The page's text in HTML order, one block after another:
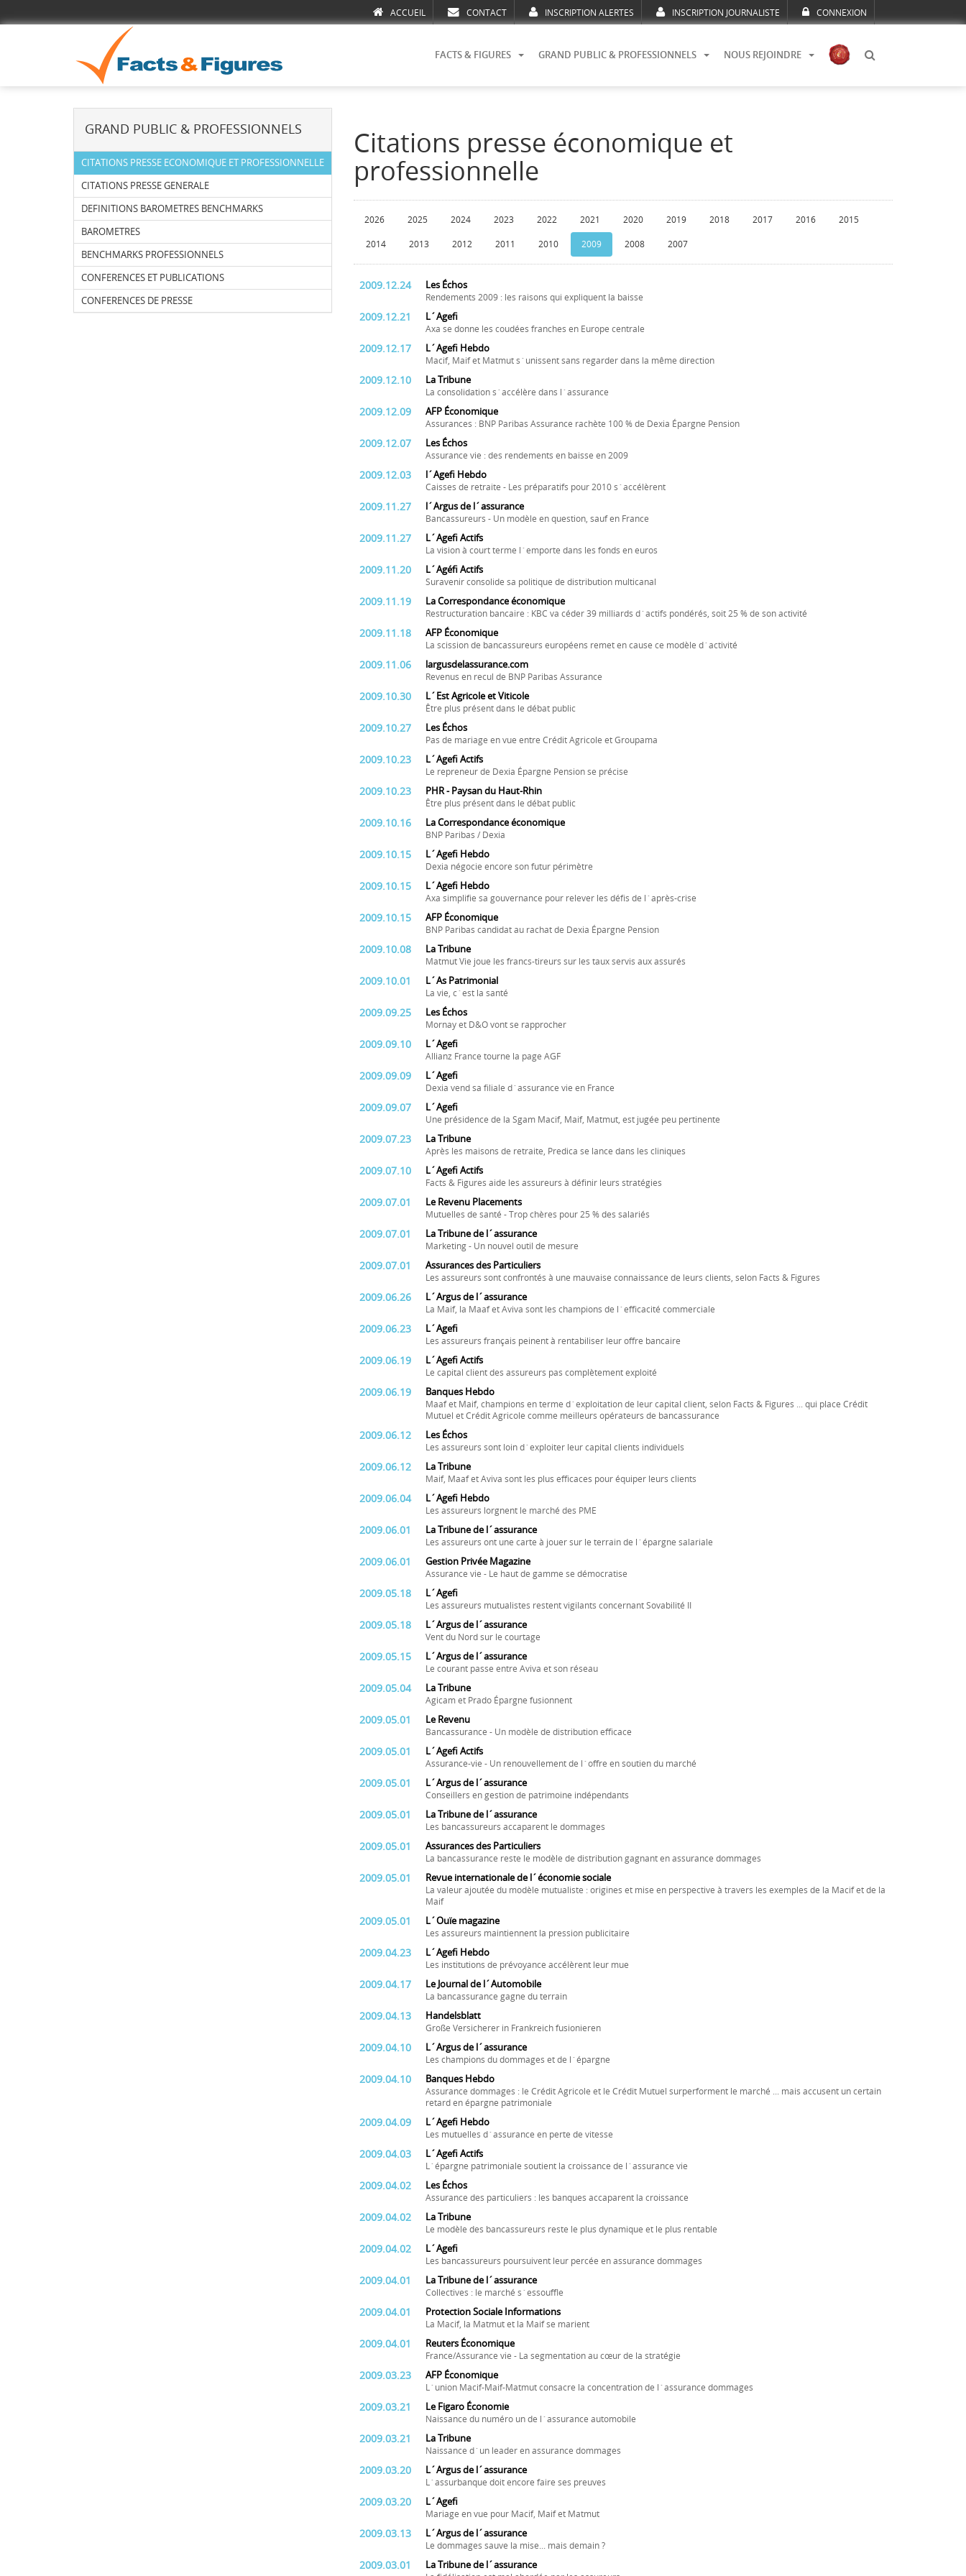
ACCUEIL CONTACT INSCRIPTION ALERTES INSCRIPTION JOURNALISTE CONNEXION
FACTS & FIGURES GRAND PUBLIC & PROFESSIONNELS NOUS REJOINDRE
GRAND PUBLIC & PROFESSIONNELS
CITATIONS PRESSE ECONOMIQUE ET PROFESSIONNELLE
CITATIONS PRESSE GENERALE
DEFINITIONS BAROMETRES BENCHMARKS
BAROMETRES
BENCHMARKS PROFESSIONNELS
CONFERENCES ET PUBLICATIONS
CONFERENCES DE PRESSE
Citations presse économique et
professionnelle
2026 2025 2024 2023 2022 2021 2020 2019 2018 2017 2016 2015
2014 2013 2012 2011 2010 2009 2008 2007
2009.12.24 Les Échos
Rendements 2009 : les raisons qui expliquent la baisse
2009.12.21 L´Agefi
Axa se donne les coudées franches en Europe centrale
2009.12.17 L´Agefi Hebdo
Macif, Maif et Matmut s´unissent sans regarder dans la même direction
2009.12.10 La Tribune
La consolidation s´accélère dans l´assurance
2009.12.09 AFP Économique
Assurances : BNP Paribas Assurance rachète 100 % de Dexia Épargne Pension
2009.12.07 Les Échos
Assurance vie : des rendements en baisse en 2009
2009.12.03 l´Agefi Hebdo
Caisses de retraite - Les préparatifs pour 2010 s´accélèrent
2009.11.27 l´Argus de l´assurance
Bancassureurs - Un modèle en question, sauf en France
2009.11.27 L´Agefi Actifs
La vision à court terme l´emporte dans les fonds en euros
2009.11.20 L´Agéfi Actifs
Suravenir consolide sa politique de distribution multicanal
2009.11.19 La Correspondance économique
Restructuration bancaire : KBC va céder 39 milliards d´actifs pondérés, soit 25 % de son activité
2009.11.18 AFP Économique
La scission de bancassureurs européens remet en cause ce modèle d´activité
2009.11.06 largusdelassurance.com
Revenus en recul de BNP Paribas Assurance
2009.10.30 L´Est Agricole et Viticole
Être plus présent dans le débat public
2009.10.27 Les Échos
Pas de mariage en vue entre Crédit Agricole et Groupama
2009.10.23 L´Agefi Actifs
Le repreneur de Dexia Épargne Pension se précise
2009.10.23 PHR - Paysan du Haut-Rhin
Être plus présent dans le débat public
2009.10.16 La Correspondance économique
BNP Paribas / Dexia
2009.10.15 L´Agefi Hebdo
Dexia négocie encore son futur périmètre
2009.10.15 L´Agefi Hebdo
Axa simplifie sa gouvernance pour relever les défis de l´après-crise
2009.10.15 AFP Économique
BNP Paribas candidat au rachat de Dexia Épargne Pension
2009.10.08 La Tribune
Matmut Vie joue les francs-tireurs sur les taux servis aux assurés
2009.10.01 L´As Patrimonial
La vie, c´est la santé
2009.09.25 Les Échos
Mornay et D&O vont se rapprocher
2009.09.10 L´Agefi
Allianz France tourne la page AGF
2009.09.09 L´Agefi
Dexia vend sa filiale d´assurance vie en France
2009.09.07 L´Agefi
Une présidence de la Sgam Macif, Maif, Matmut, est jugée peu pertinente
2009.07.23 La Tribune
Après les maisons de retraite, Predica se lance dans les cliniques
2009.07.10 L´Agefi Actifs
Facts & Figures aide les assureurs à définir leurs stratégies
2009.07.01 Le Revenu Placements
Mutuelles de santé - Trop chères pour 25 % des salariés
2009.07.01 La Tribune de l´assurance
Marketing - Un nouvel outil de mesure
2009.07.01 Assurances des Particuliers
Les assureurs sont confrontés à une mauvaise connaissance de leurs clients, selon Facts & Figures
2009.06.26 L´Argus de l´assurance
La Maif, la Maaf et Aviva sont les champions de l´efficacité commerciale
2009.06.23 L´Agefi
Les assureurs français peinent à rentabiliser leur offre bancaire
2009.06.19 L´Agefi Actifs
Le capital client des assureurs pas complètement exploité
2009.06.19 Banques Hebdo
Maaf et Maif, champions en terme d´exploitation de leur capital client, selon Facts & Figures ... qui place Crédit
Mutuel et Crédit Agricole comme meilleurs opérateurs de bancassurance
2009.06.12 Les Échos
Les assureurs sont loin d´exploiter leur capital clients individuels
2009.06.12 La Tribune
Maif, Maaf et Aviva sont les plus efficaces pour équiper leurs clients
2009.06.04 L´Agefi Hebdo
Les assureurs lorgnent le marché des PME
2009.06.01 La Tribune de l´assurance
Les assureurs ont une carte à jouer sur le terrain de l´épargne salariale
2009.06.01 Gestion Privée Magazine
Assurance vie - Le haut de gamme se démocratise
2009.05.18 L´Agefi
Les assureurs mutualistes restent vigilants concernant Sovabilité II
2009.05.18 L´Argus de l´assurance
Vent du Nord sur le courtage
2009.05.15 L´Argus de l´assurance
Le courant passe entre Aviva et son réseau
2009.05.04 La Tribune
Agicam et Prado Épargne fusionnent
2009.05.01 Le Revenu
Bancassurance - Un modèle de distribution efficace
2009.05.01 L´Agefi Actifs
Assurance-vie - Un renouvellement de l´offre en soutien du marché
2009.05.01 L´Argus de l´assurance
Conseillers en gestion de patrimoine indépendants
2009.05.01 La Tribune de l´assurance
Les bancassureurs accaparent le dommages
2009.05.01 Assurances des Particuliers
La bancassurance reste le modèle de distribution gagnant en assurance dommages
2009.05.01 Revue internationale de l´économie sociale
La valeur ajoutée du modèle mutualiste : origines et mise en perspective à travers les exemples de la Macif et de la
Maif
2009.05.01 L´Ouïe magazine
Les assureurs maintiennent la pression publicitaire
2009.04.23 L´Agefi Hebdo
Les institutions de prévoyance accélèrent leur mue
2009.04.17 Le Journal de l´Automobile
La bancassurance gagne du terrain
2009.04.13 Handelsblatt
Große Versicherer in Frankreich fusionieren
2009.04.10 L´Argus de l´assurance
Les champions du dommages et de l´épargne
2009.04.10 Banques Hebdo
Assurance dommages : le Crédit Agricole et le Crédit Mutuel surperforment le marché ... mais accusent un certain
retard en épargne patrimoniale
2009.04.09 L´Agefi Hebdo
Les mutuelles d´assurance en perte de vitesse
2009.04.03 L´Agefi Actifs
L´épargne patrimoniale soutient la croissance de l´assurance vie
2009.04.02 Les Échos
Assurance des particuliers : les banques accaparent la croissance
2009.04.02 La Tribune
Le modèle des bancassureurs reste le plus dynamique et le plus rentable
2009.04.02 L´Agefi
Les bancassureurs poursuivent leur percée en assurance dommages
2009.04.01 La Tribune de l´assurance
Collectives : le marché s´essouffle
2009.04.01 Protection Sociale Informations
La Macif, la Matmut et la Maif se marient
2009.04.01 Reuters Économique
France/Assurance vie - La segmentation au cœur de la stratégie
2009.03.23 AFP Économique
L´union Macif-Maif-Matmut consacre la concentration de l´assurance dommages
2009.03.21 Le Figaro Économie
Naissance du numéro un de l´assurance automobile
2009.03.21 La Tribune
Naissance d´un leader en assurance dommages
2009.03.20 L´Argus de l´assurance
L´assurbanque doit encore faire ses preuves
2009.03.20 L´Agefi
Mariage en vue pour Macif, Maif et Matmut
2009.03.13 L´Argus de l´assurance
Le dommages sauve la mise... mais demain ?
2009.03.01 La Tribune de l´assurance